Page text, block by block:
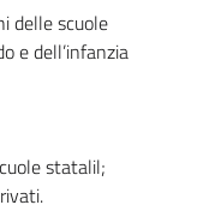
delle scuole
e dell’infanzia
statalil;